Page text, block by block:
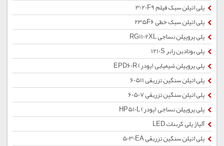
پلی اتیلن سبک فیلم 3020F9
پلی اتیلن سبک خطی 235F6
پلی پروپیلن نساجی RG1102XL
پلی بوتادین رابر 1210S
پلی پروپیلن شیمیایی (پودر) EPD60R
پلی اتیلن سنگین تزریقی 60511
پلی اتیلن سنگین تزریقی 60507
پلی پروپیلن نساجی (پودر) HP510L
آلیاژ پلی کربنات LED
پلی اتیلن سنگین تزریقی 5030EA